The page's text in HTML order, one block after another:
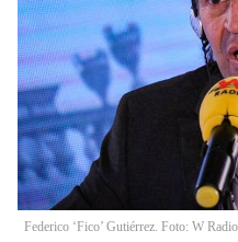
Federico ‘Fico’ Gutiérrez. Foto: W Radio